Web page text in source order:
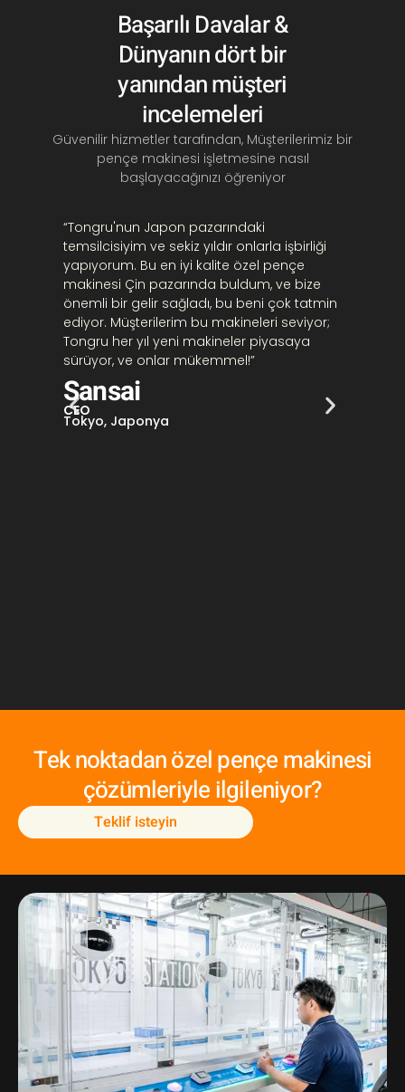
Başarılı Davalar &
Dünyanın dört bir
yanından müşteri
incelemeleri
Güvenilir hizmetler tarafından, Müşterilerimiz bir
pençe makinesi işletmesine nasıl
başlayacağınızı öğreniyor
“Tongru'nun Japon pazarındaki
temsilcisiyim ve sekiz yıldır onlarla işbirliği
yapıyorum. Bu en iyi kalite özel pençe
makinesi Çin pazarında buldum, ve bize
önemli bir gelir sağladı, bu beni çok tatmin
ediyor. Müşterilerim bu makineleri seviyor;
Tongru her yıl yeni makineler piyasaya
sürüyor, ve onlar mükemmel!”
Sansai
CEO
Tokyo, Japonya
Tek noktadan özel pençe makinesi
çözümleriyle ilgileniyor?
Teklif isteyin